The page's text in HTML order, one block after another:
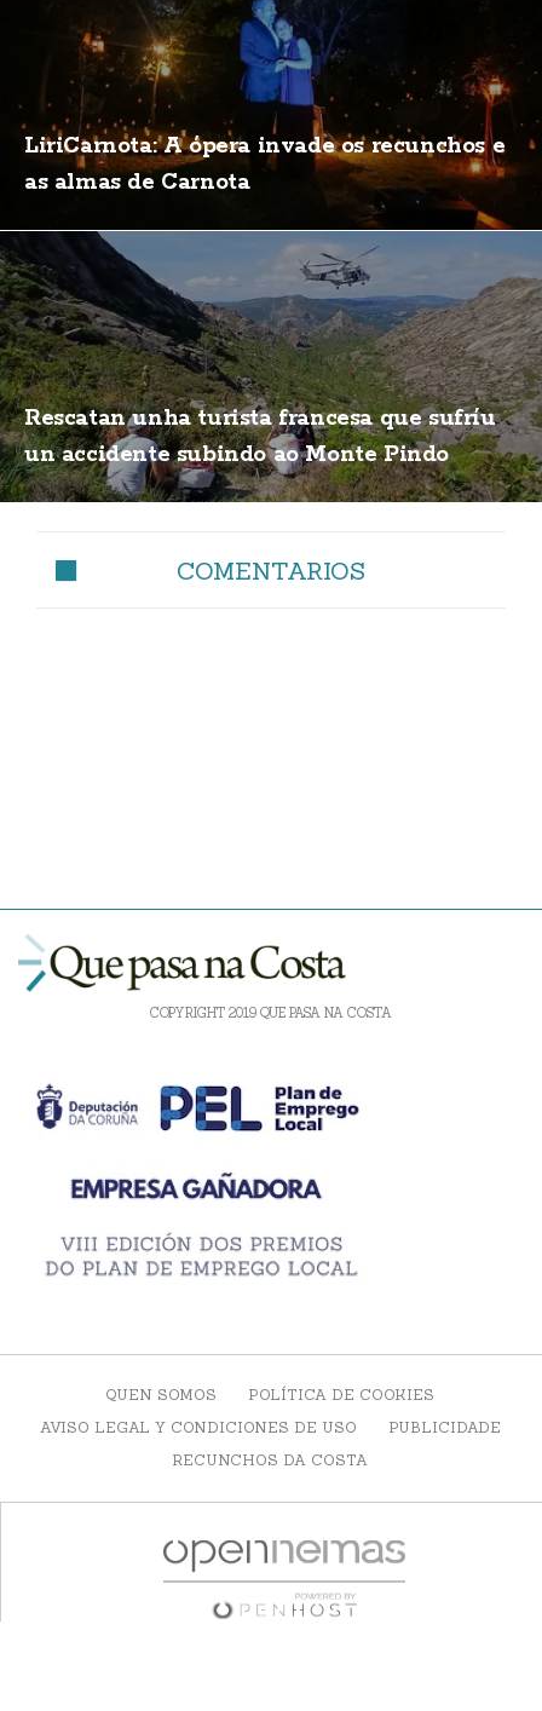
LiriCarnota: A ópera invade os recunchos e
as almas de Carnota
Rescatan unha turista francesa que sufríu
un accidente subindo ao Monte Pindo
COMENTARIOS
COPYRIGHT 2019 QUE PASA NA COSTA
QUEN SOMOS
POLÍTICA DE COOKIES
AVISO LEGAL Y CONDICIONES DE USO
PUBLICIDADE
RECUNCHOS DA COSTA